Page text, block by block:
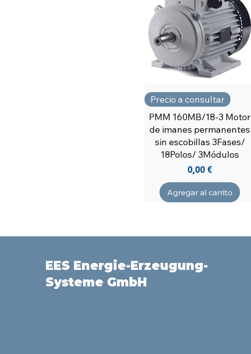
Precio a consultar
PMM 160MB/18-3 Motor
de imanes permanentes
sin escobillas 3Fases/
18Polos/ 3Módulos
Precio
0,00 €
Agregar al carrito
EES Energie-Erzeugung-
Systeme GmbH